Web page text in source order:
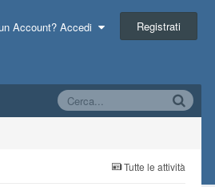
Account? Accedi Registrati
Tutte le attività